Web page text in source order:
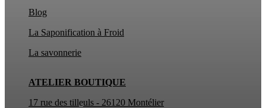
ATELIER BOUTIQUE
17 rue des tilleuls - 26120 Montélier
Blog
La Saponification à Froid
La savonnerie